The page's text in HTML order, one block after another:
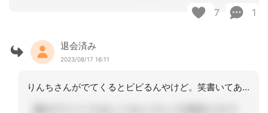
7 1
退会済み
2023/08/17 16:11
りんちさんがでてくるとビビるんやけど。笑書いてあったわ、【住所地特例】。。。すん